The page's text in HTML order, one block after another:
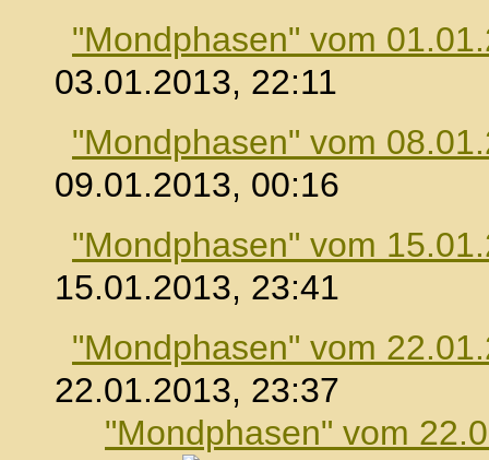
"Mondphasen" vom
03.01.2013, 22:11
"Mondphasen" vom
09.01.2013, 00:16
"Mondphasen" vom
15.01.2013, 23:41
"Mondphasen" vom
22.01.2013, 23:37
"Mondphasen" vom